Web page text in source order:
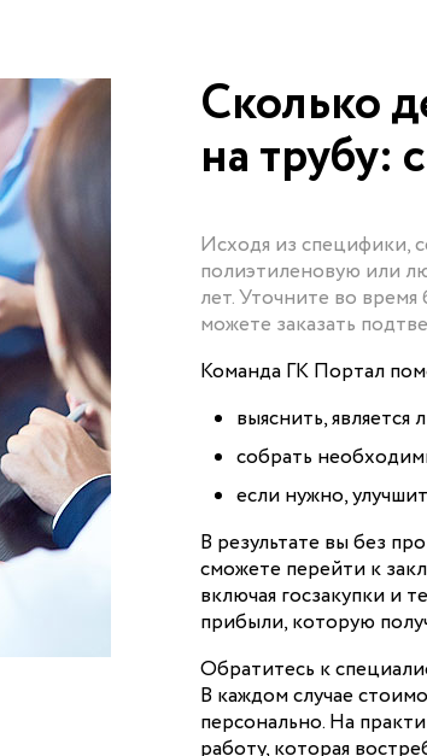
Сколько
на трубу:
Исходя из специфики,
полиэтиленовую или
лет. Уточните во
можете заказать
Команда ГК Портал
выяснить,
собрать
если нужно,
В результате вы без
сможете перейти к
включая госзакупки и
прибыли, которую
Обратитесь к
В каждом случае
персонально. На
работу, которая